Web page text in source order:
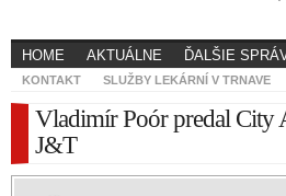
HOME AKTUÁLNE ĎALŠIE
KONTAKT SLUŽBY LEKÁRNÍ V TRNAVE
Vladimír Poór predal City
J&T